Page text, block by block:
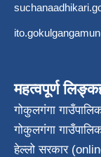
महत्वपूर्ण
गोकुलगंगा
गोकुलगंगा
हेल्लो सरकार